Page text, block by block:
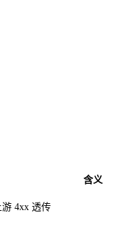
含义
4xx 透传